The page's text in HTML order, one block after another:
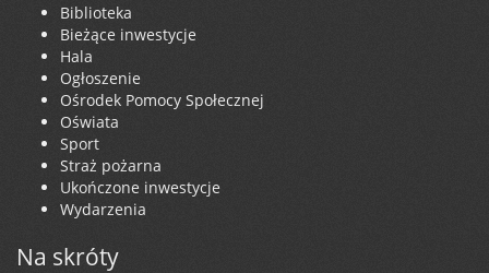
Biblioteka
Bieżące inwestycje
Hala
Ogłoszenie
Ośrodek Pomocy Społecznej
Oświata
Sport
Straż pożarna
Ukończone inwestycje
Wydarzenia
Na skróty